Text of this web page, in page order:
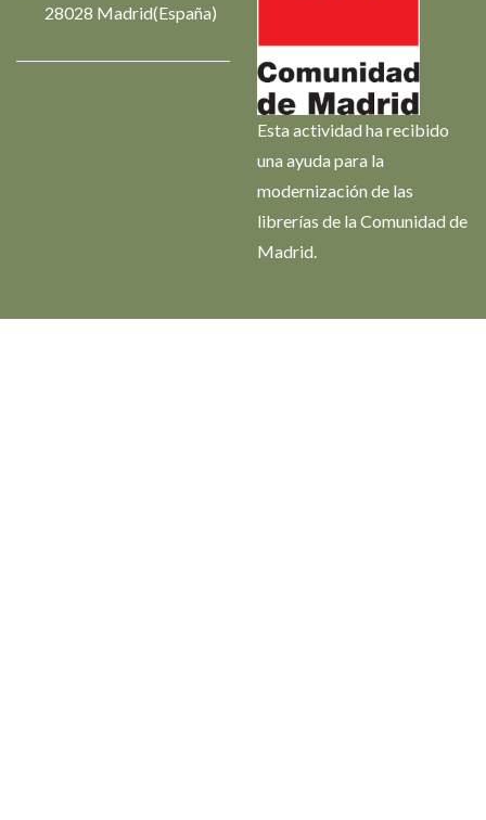
28028 Madrid(España)
Esta actividad ha recibido
una ayuda para la
modernización de las
librerías de la Comunidad de
Madrid.